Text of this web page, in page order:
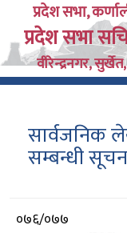
main
content
प्रदेश सभा,
प्रदेश सभा
वीरेन्द्रनगर,
सार्वजनिक
सम्बन्धी
आर्थिक
०७६/०७७